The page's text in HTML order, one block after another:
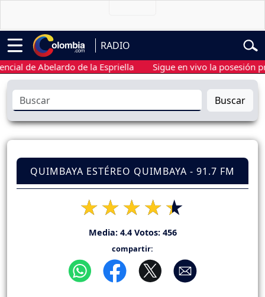
RADIO
Abelardo de la Espriella Sigue en vivo la posesión
Buscar
QUIMBAYA ESTÉREO QUIMBAYA - 91.7 FM
Media: 4.4Votos: 456
compartir: